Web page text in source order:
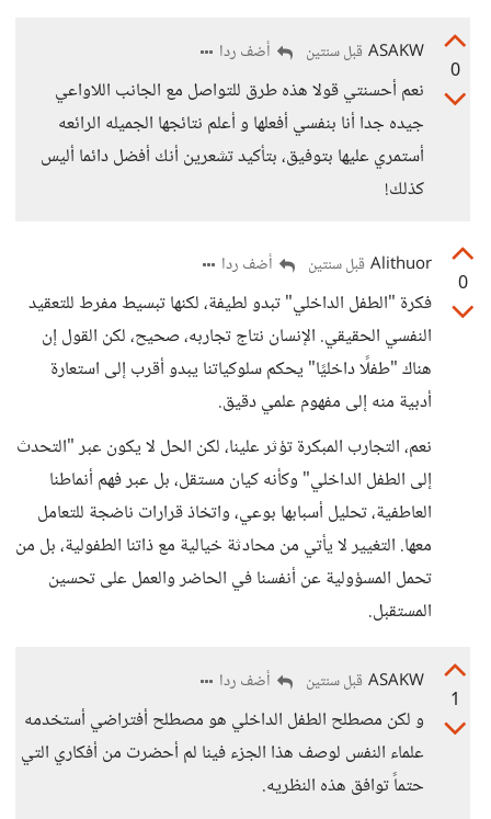
0
ASAKW قبل سنتين أضف ردا
نعم أحسنتي قولا هذه طرق للتواصل مع الجانب اللاواعي
جيده جدا أنا بنفسي أفعلها و أعلم نتائجها الجميله الرائعه
أستمري عليها بتوفيق، بتأكيد تشعرين أنك أفضل دائما أليس
كذلك!
0
Alithuor قبل سنتين أضف ردا
فكرة "الطفل الداخلي" تبدو لطيفة، لكنها تبسيط مفرط للتعقيد
النفسي الحقيقي. الإنسان نتاج تجاربه، صحيح، لكن القول إن
هناك "طفلًا داخليًا" يحكم سلوكياتنا يبدو أقرب إلى استعارة
أدبية منه إلى مفهوم علمي دقيق.
نعم، التجارب المبكرة تؤثر علينا، لكن الحل لا يكون عبر "التحدث
إلى الطفل الداخلي" وكأنه كيان مستقل، بل عبر فهم أنماطنا
العاطفية، تحليل أسبابها بوعي، واتخاذ قرارات ناضجة للتعامل
معها. التغيير لا يأتي من محادثة خيالية مع ذاتنا الطفولية، بل من
تحمل المسؤولية عن أنفسنا في الحاضر والعمل على تحسين
المستقبل.
1
ASAKW قبل سنتين أضف ردا
و لكن مصطلح الطفل الداخلي هو مصطلح أفتراضي أستخدمه
علماء النفس لوصف هذا الجزء فينا لم أحضرت من أفكاري التي
حتماً توافق هذه النظريه.